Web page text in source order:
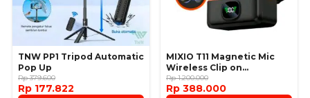
TNW PP1 Tripod Automatic
Pop Up
Rp 379.600
Rp 177.822
MIXIO T11 Magnetic Mic
Wireless Clip on
Microphone
Rp 1.200.000
Rp 388.000